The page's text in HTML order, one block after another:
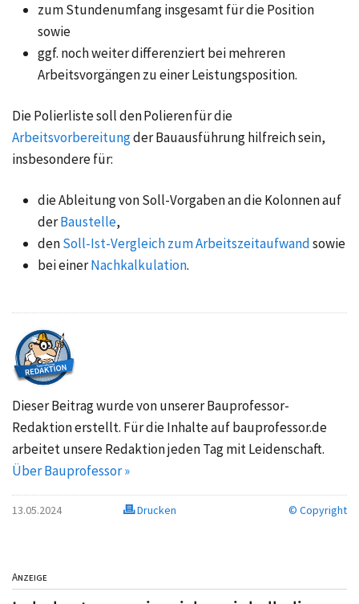
zum Stundenumfang insgesamt für die Position
sowie
ggf. noch weiter differenziert bei mehreren
Arbeitsvorgängen zu einer Leistungsposition.
Die Polierliste soll den Polieren für die
Arbeitsvorbereitungder Bauausführung hilfreich sein,
insbesondere für:
die Ableitung von Soll-Vorgaben an die Kolonnen auf
derBaustelle,
denSoll-Ist-Vergleich zum Arbeitszeitaufwandsowie
bei einerNachkalkulation.
Dieser Beitrag wurde von unserer Bauprofessor-
Redaktion erstellt. Für die Inhalte auf bauprofessor.de
arbeitet unsere Redaktion jeden Tag mit Leidenschaft.
Über Bauprofessor »
13.05.2024 Drucken © Copyright
Anzeige